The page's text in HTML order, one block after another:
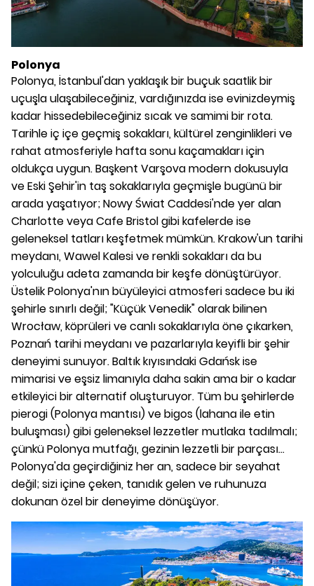
Polonya
Polonya, İstanbul'dan yaklaşık bir buçuk saatlik bir
uçuşla ulaşabileceğiniz, vardığınızda ise evinizdeymiş
kadar hissedebileceğiniz sıcak ve samimi bir rota.
Tarihle iç içe geçmiş sokakları, kültürel zenginlikleri ve
rahat atmosferiyle hafta sonu kaçamakları için
oldukça uygun. Başkent Varşova modern dokusuyla
ve Eski Şehir'in taş sokaklarıyla geçmişle bugünü bir
arada yaşatıyor; Nowy Świat Caddesi'nde yer alan
Charlotte veya Cafe Bristol gibi kafelerde ise
geleneksel tatları keşfetmek mümkün. Krakow'un tarihi
meydanı, Wawel Kalesi ve renkli sokakları da bu
yolculuğu adeta zamanda bir keşfe dönüştürüyor.
Üstelik Polonya'nın büyüleyici atmosferi sadece bu iki
şehirle sınırlı değil; "Küçük Venedik" olarak bilinen
Wrocław, köprüleri ve canlı sokaklarıyla öne çıkarken,
Poznań tarihi meydanı ve pazarlarıyla keyifli bir şehir
deneyimi sunuyor. Baltık kıyısındaki Gdańsk ise
mimarisi ve eşsiz limanıyla daha sakin ama bir o kadar
etkileyici bir alternatif oluşturuyor. Tüm bu şehirlerde
pierogi (Polonya mantısı) ve bigos (lahana ile etin
buluşması) gibi geleneksel lezzetler mutlaka tadılmalı;
çünkü Polonya mutfağı, gezinin lezzetli bir parçası...
Polonya'da geçirdiğiniz her an, sadece bir seyahat
değil; sizi içine çeken, tanıdık gelen ve ruhunuza
dokunan özel bir deneyime dönüşüyor.